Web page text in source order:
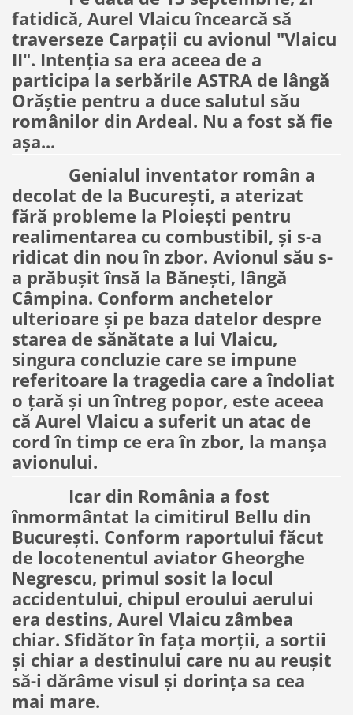
fatidică, Aurel Vlaicu încearcă să
traverseze Carpații cu avionul "Vlaicu
II". Intenția sa era aceea de a
participa la serbările ASTRA de lângă
Orăștie pentru a duce salutul său
românilor din Ardeal. Nu a fost să fie
așa...
Genialul inventator român a
decolat de la București, a aterizat
fără probleme la Ploiești pentru
realimentarea cu combustibil, și s-a
ridicat din nou în zbor. Avionul său s-
a prăbușit însă la Bănești, lângă
Câmpina. Conform anchetelor
ulterioare și pe baza datelor despre
starea de sănătate a lui Vlaicu,
singura concluzie care se impune
referitoare la tragedia care a îndoliat
o țară și un întreg popor, este aceea
că Aurel Vlaicu a suferit un atac de
cord în timp ce era în zbor, la manșa
avionului.
Icar din România a fost
înmormântat la cimitirul Bellu din
București. Conform raportului făcut
de locotenentul aviator Gheorghe
Negrescu, primul sosit la locul
accidentului, chipul eroului aerului
era destins, Aurel Vlaicu zâmbea
chiar. Sfidător în fața morții, a sortii
și chiar a destinului care nu au reușit
să-i dărâme visul și dorința sa cea
mai mare.